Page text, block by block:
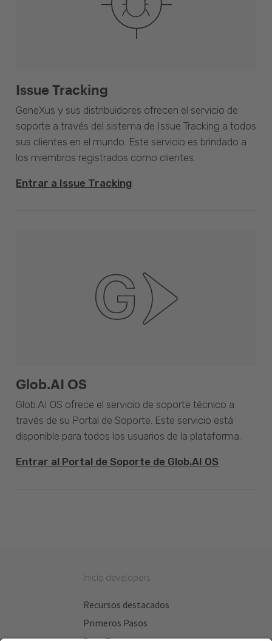
Issue Tracking
GeneXus y sus distribuidores ofrecen el servicio de
soporte a través del sistema de Issue Tracking a todos
sus clientes en el mundo. Este servicio es brindado a
los miembros registrados como clientes.
Entrar a Issue Tracking
Glob.AI OS
Glob.AI OS ofrece el servicio de soporte técnico a
través de su Portal de Soporte. Este servicio está
disponible para todos los usuarios de la plataforma.
Entrar al Portal de Soporte de Glob.AI OS
Inicio developers
Recursos destacados
Primeros Pasos